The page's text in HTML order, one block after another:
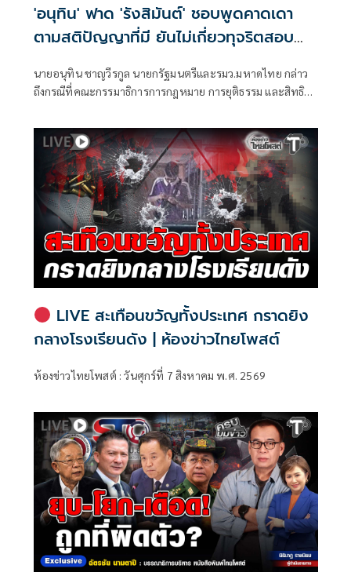
'อนุทิน' ฟาด 'รังสิมันต์' ชอบพูดคาดเดา
ตามสติปัญญาที่มี ยันไม่เกี่ยวทุจริตสอบ
นายอนุทิน ชาญวีรกูล นายกรัฐมนตรีและรมว.มหาดไทย กล่าว
ถึงกรณีที่คณะกรรมาธิการการกฎหมาย การยุติธรรม และสิทธิ
กรรมาธิการ มีการอ้างชื่อนายกรัฐมนตรี เข้าไปเกี่ยวข้องกับการ
ทุจริตสอบท้องถิ่น
LIVE สะเทือนขวัญทั้งประเทศ กราดยิง
กลางโรงเรียนดัง | ห้องข่าวไทยโพสต์
ห้องข่าวไทยโพสต์ : วันศุกร์ที่ 7 สิงหาคม พ.ศ. 2569